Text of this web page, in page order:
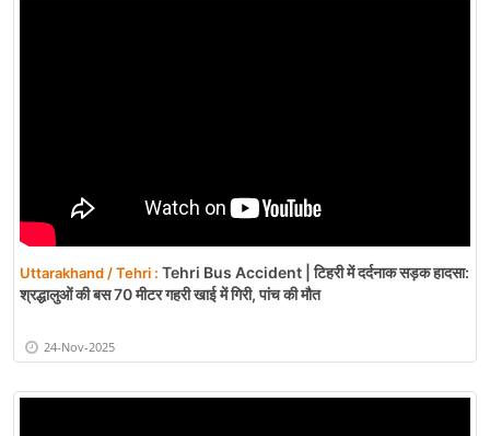
Uttarakhand / Tehri : Tehri Bus Accident | टिहरी में दर्दनाक सड़क हादसा:
श्रद्धालुओं की बस 70 मीटर गहरी खाई में गिरी, पांच की मौत
24-Nov-2025